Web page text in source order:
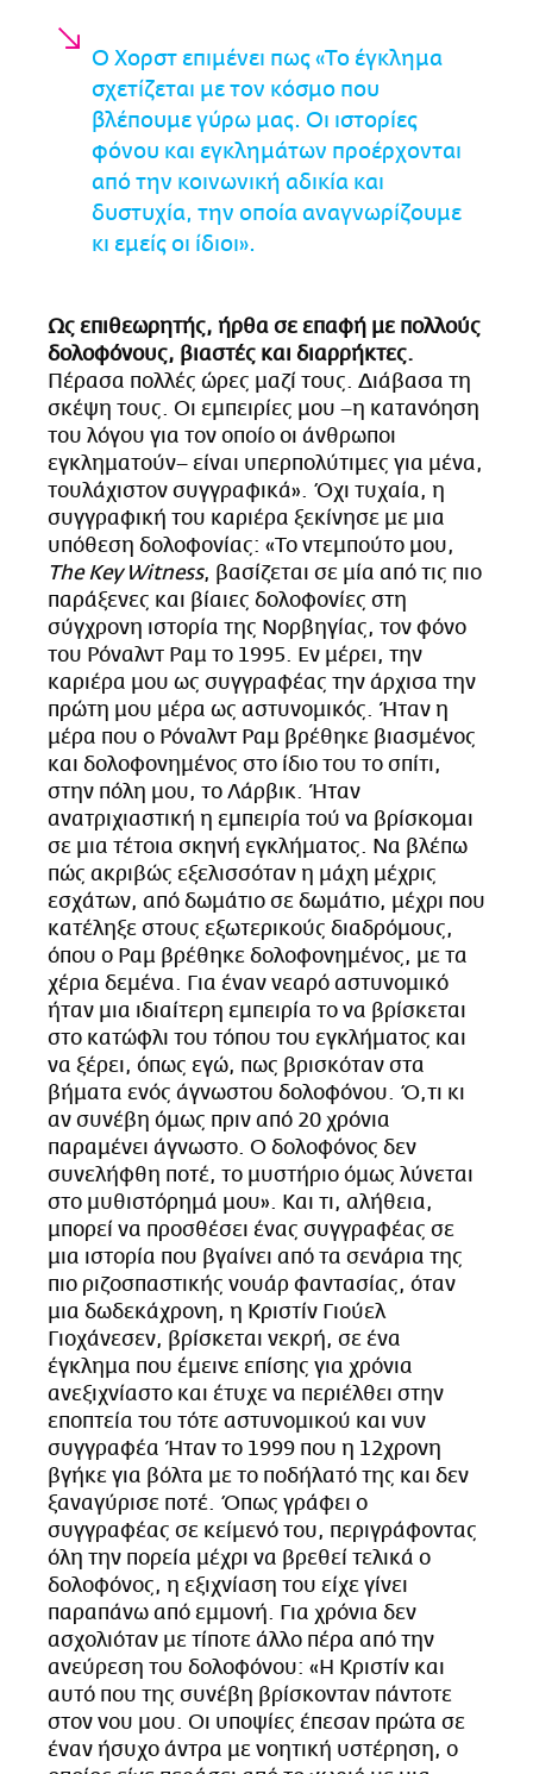
Ο Χορστ επιμένει πως «Το έγκλημα
σχετίζεται με τον κόσμο που
βλέπουμε γύρω μας. Οι ιστορίες
φόνου και εγκλημάτων προέρχονται
από την κοινωνική αδικία και
δυστυχία, την οποία αναγνωρίζουμε
κι εμείς οι ίδιοι».
Ως επιθεωρητής, ήρθα σε επαφή με πολλούς
δολοφόνους, βιαστές και διαρρήκτες.
Πέρασα πολλές ώρες μαζί τους. Διάβασα τη
σκέψη τους. Οι εμπειρίες μου –η κατανόηση
του λόγου για τον οποίο οι άνθρωποι
εγκληματούν– είναι υπερπολύτιμες για μένα,
τουλάχιστον συγγραφικά». Όχι τυχαία, η
συγγραφική του καριέρα ξεκίνησε με μια
υπόθεση δολοφονίας: «Το ντεμπούτο μου,
The Key Witness, βασίζεται σε μία από τις πιο
παράξενες και βίαιες δολοφονίες στη
σύγχρονη ιστορία της Νορβηγίας, τον φόνο
του Ρόναλντ Ραμ το 1995. Εν μέρει, την
καριέρα μου ως συγγραφέας την άρχισα την
πρώτη μου μέρα ως αστυνομικός. Ήταν η
μέρα που ο Ρόναλντ Ραμ βρέθηκε βιασμένος
και δολοφονημένος στο ίδιο του το σπίτι,
στην πόλη μου, το Λάρβικ. Ήταν
ανατριχιαστική η εμπειρία τού να βρίσκομαι
σε μια τέτοια σκηνή εγκλήματος. Να βλέπω
πώς ακριβώς εξελισσόταν η μάχη μέχρις
εσχάτων, από δωμάτιο σε δωμάτιο, μέχρι που
κατέληξε στους εξωτερικούς διαδρόμους,
όπου ο Ραμ βρέθηκε δολοφονημένος, με τα
χέρια δεμένα. Για έναν νεαρό αστυνομικό
ήταν μια ιδιαίτερη εμπειρία το να βρίσκεται
στο κατώφλι του τόπου του εγκλήματος και
να ξέρει, όπως εγώ, πως βρισκόταν στα
βήματα ενός άγνωστου δολοφόνου. Ό,τι κι
αν συνέβη όμως πριν από 20 χρόνια
παραμένει άγνωστο. Ο δολοφόνος δεν
συνελήφθη ποτέ, το μυστήριο όμως λύνεται
στο μυθιστόρημά μου». Και τι, αλήθεια,
μπορεί να προσθέσει ένας συγγραφέας σε
μια ιστορία που βγαίνει από τα σενάρια της
πιο ριζοσπαστικής νουάρ φαντασίας, όταν
μια δωδεκάχρονη, η Κριστίν Γιούελ
Γιοχάνεσεν, βρίσκεται νεκρή, σε ένα
έγκλημα που έμεινε επίσης για χρόνια
ανεξιχνίαστο και έτυχε να περιέλθει στην
εποπτεία του τότε αστυνομικού και νυν
συγγραφέα Ήταν το 1999 που η 12χρονη
βγήκε για βόλτα με το ποδήλατό της και δεν
ξαναγύρισε ποτέ. Όπως γράφει ο
συγγραφέας σε κείμενό του, περιγράφοντας
όλη την πορεία μέχρι να βρεθεί τελικά ο
δολοφόνος, η εξιχνίαση του είχε γίνει
παραπάνω από εμμονή. Για χρόνια δεν
ασχολιόταν με τίποτε άλλο πέρα από την
ανεύρεση του δολοφόνου: «Η Κριστίν και
αυτό που της συνέβη βρίσκονταν πάντοτε
στον νου μου. Οι υποψίες έπεσαν πρώτα σε
έναν ήσυχο άντρα με νοητική υστέρηση, ο